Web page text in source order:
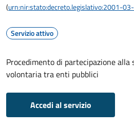
(urn:nir:stato:decreto.legislativo:2001-
Servizio attivo
Procedimento di partecipazione
volontaria tra enti pubblici
Accedi al servizio